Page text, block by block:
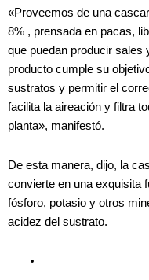
«Proveemos de una
8% , prensada en pacas,
que puedan producir sales
producto cumple su
sustratos y permitir el
facilita la aireación y filtra
planta», manifestó.
De esta manera, dijo, la
convierte en una exquisita
fósforo, potasio y otros
acidez del sustrato.